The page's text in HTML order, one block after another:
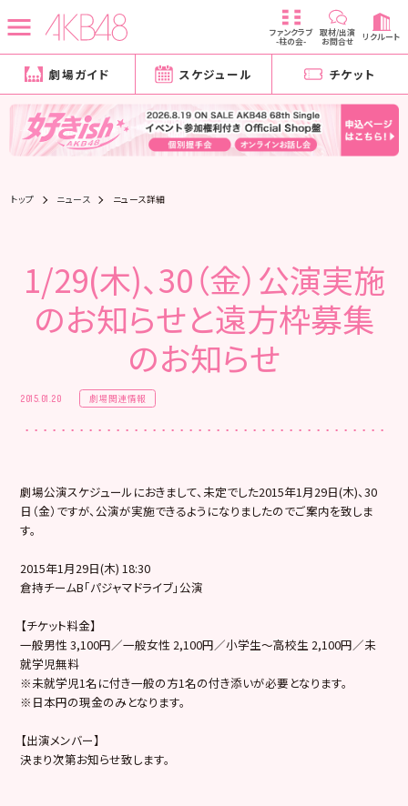
ファンクラブ
-柱の会-
取材/出演
お問合せ リクルート
劇場ガイド スケジュール チケット
トップ ニュース ニュース詳細
1/29(木)、30（金）公演実施
のお知らせと遠方枠募集
のお知らせ
2015.01.20 劇場関連情報
劇場公演スケジュールにおきまして、未定でした2015年1月29日(木)、30
日（金）ですが、公演が実施できるようになりましたのでご案内を致しま
す。
2015年1月29日(木) 18:30
倉持チームB「パジャマドライブ」公演
【チケット料金】
一般男性 3,100円／一般女性 2,100円／小学生～高校生 2,100円／未
就学児無料
※未就学児1名に付き一般の方1名の付き添いが必要となります。
※日本円の現金のみとなります。
【出演メンバー】
決まり次第お知らせ致します。